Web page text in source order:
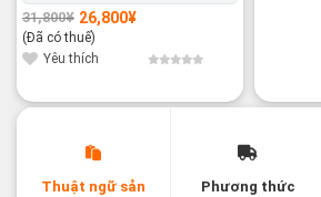
31,800¥
Giá
gốc
là:
31,800¥.
26,800¥
Giá
hiện
tại
là:
26,800¥.
(Đã có thuế)
Yêu thích
Thuật ngữ sản
Phương thức